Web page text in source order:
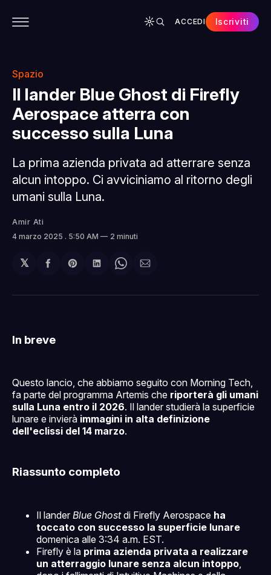
ACCEDI Iscriviti
Spazio
Il lander Blue Ghost di Firefly
Aerospace atterra con
successo sulla Luna
La prima azienda privata ad atterrare senza
alcun intoppo. Ci avviciniamo al ritorno degli
umani sulla Luna.
Amir Ati
4 marzo 2025 . 5:50 AM 2 minuti
𝕏
Condividi
Facebook
Share
Pinterest
Condividi
LinkedIn
Share
WhatsApp
Condividi
email
In breve
Questo lancio, che abbiamo seguito con Morning Tech,
fa parte del programma Artemis che riporterà gli umani
sulla Luna entro il 2026. Il lander studierà la superficie
lunare e invierà immagini in alta definizione
dell'eclissi del 14 marzo.
Riassunto completo
Il lander Blue Ghostdi Firefly Aerospace ha
toccato con successo la superficie lunare
domenica alle 3:34 a.m. EST.
Firefly è la prima azienda privata a realizzare
un atterraggio lunare senza alcun intoppo,